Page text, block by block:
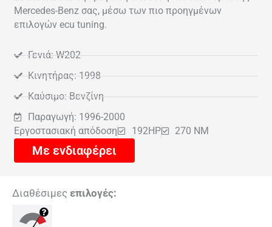
Mercedes-Benz σας, μέσω των πιο προηγμένων
επιλογών ecu tuning.
Γενιά: W202
Κινητήρας: 1998
Καύσιμο: Βενζίνη
Παραγωγή: 1996-2000
Εργοστασιακή απόδοση
192HP 270 NM
Με ενδιαφέρει
Διαθέσιμες επιλογές: